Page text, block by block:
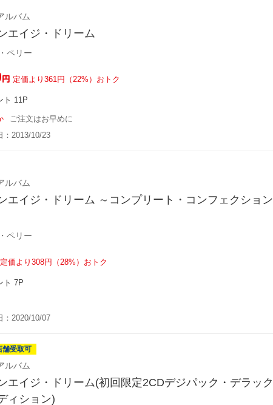
ルバム
エイジ・ドリーム
ペリー
円 定価より361円（22%）おトク
ト 11P
ご注文はお早めに
：2013/10/23
ルバム
エイジ・ドリーム ～コンプリート・コンフェクション
ペリー
定価より308円（28%）おトク
ト 7P
：2020/10/07
舗受取可
ルバム
エイジ・ドリーム(初回限定2CDデジパック・デラック
ィション)